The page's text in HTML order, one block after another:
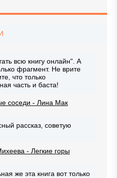
всю книгу онлайн". А
фрагмент. Не врите
что только
часть и баста!
соседи - Лина Мак
рассказ, советую
- Легкие горы
же эта книга вот только